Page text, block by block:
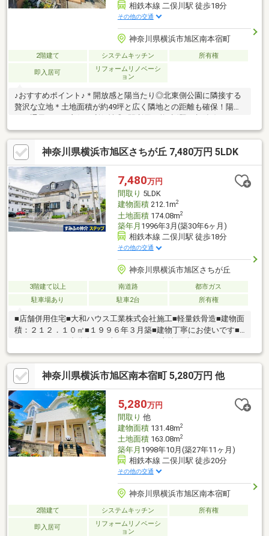
相鉄本線 二俣川駅 徒歩18分
その他の交通
神奈川県横浜市旭区南本宿町
2階建て システムキッチン 所有権
即入居可
リフォームリノベーシ
ョン
♪おすすめポイント♪＊開放感と陽当たり◎北東側公園に隣接する
贅沢な立地＊土地面積が約49坪と広く隣地との距離も確保！陽当
たり通風ともに良好＊利便性◎2駅利用可能×話題の相鉄線エリア
♪＊生活空間を上下階で分けることができる4LLDDKKのゆとりあ
る間取り◇物件探し・資金計画でお悩みの方へ◇横浜市の不動産
なら当社ＫＩＺＵＮＡまでお問い合わせ下さい。ＳＵＵＭＯや他
サイトには公開していない未公開物件や販売予定物件も多数ご紹
介中資金計画にお悩みの方にはファイナンシャルプランナーによ
る無料相談会を承ります物件ご購入後もＦＰによる生涯無料相談
付きで家計のアフターフォローもお任せください
神奈川県横浜市旭区さちが丘 7,480万円 5LDK
7,480万円
間取り 5LDK
建物面積212.1m2
土地面積174.08m2
築年月 1996年3月(築30年6ヶ月)
相鉄本線 二俣川駅 徒歩18分
その他の交通
神奈川県横浜市旭区さちが丘
3階建て以上 南道路
都市ガス
駐車場あり
駐車2台 所有権
■店舗併用住宅■大和ハウス工業株式会社施工■軽量鉄骨造■建物面
積：２１２．１０㎡■１９９６年３月築■建物丁寧にお使いです■
８㎡（５２．６５坪）■南側道路に約１１．６ｍ接道■準住居地
域：建ぺい率６０％・容積率２００％
神奈川県横浜市旭区南本宿町 5,280万円 他
5,280万円
間取り 他
建物面積131.48m2
土地面積163.08m2
築年月 1998年10月(築27年11ヶ月)
相鉄本線 二俣川駅 徒歩20分
その他の交通
神奈川県横浜市旭区南本宿町
2階建て システムキッチン 所有権
即入居可
リフォームリノベーシ
ョン